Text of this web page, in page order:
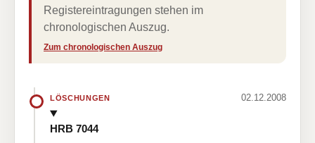
Registereintragungen stehen im
chronologischen Auszug.
Zum chronologischen Auszug
LÖSCHUNGEN 02.12.2008
HRB 7044